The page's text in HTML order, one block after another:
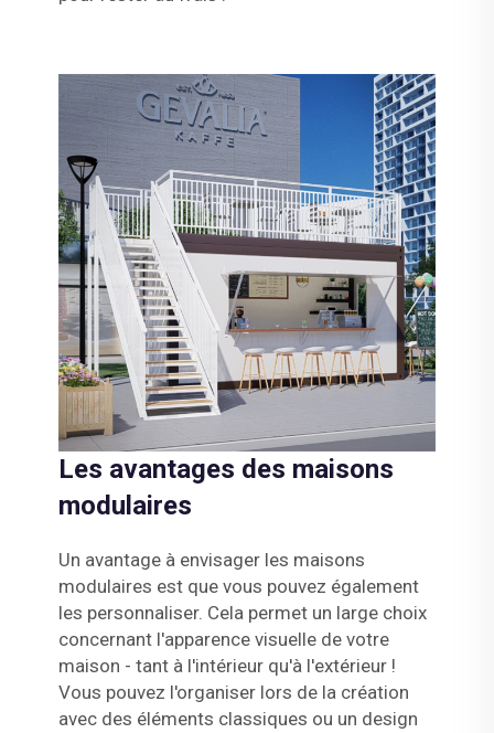
Les avantages des maisons
modulaires
Un avantage à envisager les maisons
modulaires est que vous pouvez également
les personnaliser. Cela permet un large choix
concernant l'apparence visuelle de votre
maison - tant à l'intérieur qu'à l'extérieur !
Vous pouvez l'organiser lors de la création
avec des éléments classiques ou un design